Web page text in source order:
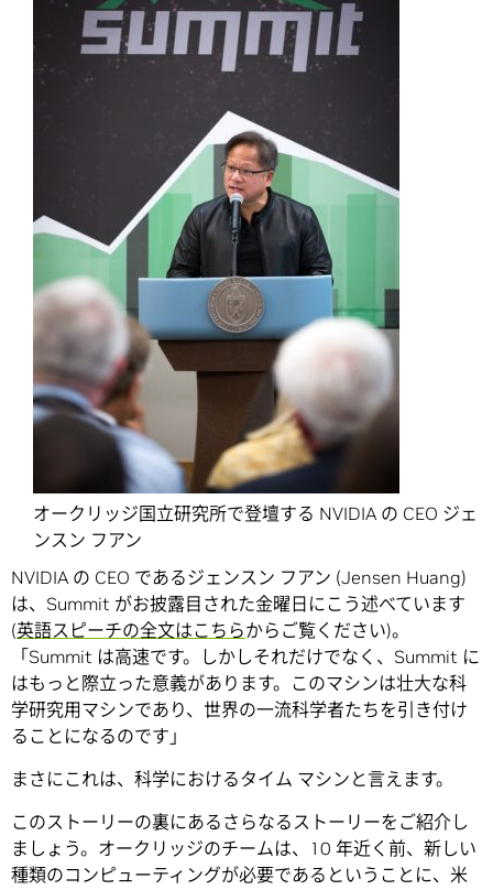
オークリッジ国立研究所で登壇する NVIDIA の CEO ジェ
ンスン フアン
NVIDIA の CEO であるジェンスン フアン (Jensen Huang)
は、Summit がお披露目された金曜日にこう述べています
(英語スピーチの全文はこちらからご覧ください)。
「Summit は高速です。しかしそれだけでなく、Summit に
はもっと際立った意義があります。このマシンは壮大な科
学研究用マシンであり、世界の一流科学者たちを引き付け
ることになるのです」
まさにこれは、科学におけるタイム マシンと言えます。
このストーリーの裏にあるさらなるストーリーをご紹介し
ましょう。オークリッジのチームは、10 年近く前、新しい
種類のコンピューティングが必要であるということに、米